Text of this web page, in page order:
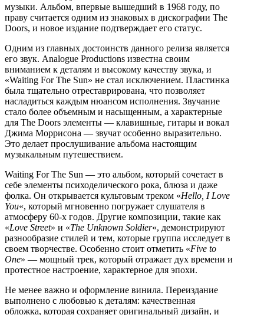
музыки. Альбом, впервые вышедший в 1968 году, по
праву считается одним из знаковых в дискографии The
Doors, и новое издание подтверждает его статус.
Одним из главных достоинств данного релиза является
его звук. Analogue Productions известна своим
вниманием к деталям и высокому качеству звука, и
«Waiting For The Sun» не стал исключением. Пластинка
была тщательно отреставрирована, что позволяет
насладиться каждым нюансом исполнения. Звучание
стало более объемным и насыщенным, а характерные
для The Doors элементы — клавишные, гитары и вокал
Джима Моррисона — звучат особенно выразительно.
Это делает прослушивание альбома настоящим
музыкальным путешествием.
Waiting For The Sun — это альбом, который сочетает в
себе элементы психоделического рока, блюза и даже
фолка. Он открывается культовым треком «Hello, I Love
You«, который мгновенно погружает слушателя в
атмосферу 60-х годов. Другие композиции, такие как
«Love Street» и «The Unknown Soldier«, демонстрируют
разнообразие стилей и тем, которые группа исследует в
своем творчестве. Особенно стоит отметить «Five to
One» — мощный трек, который отражает дух времени и
протестное настроение, характерное для эпохи.
Не менее важно и оформление винила. Переиздание
выполнено с любовью к деталям: качественная
обложка, которая сохраняет оригинальный дизайн, и